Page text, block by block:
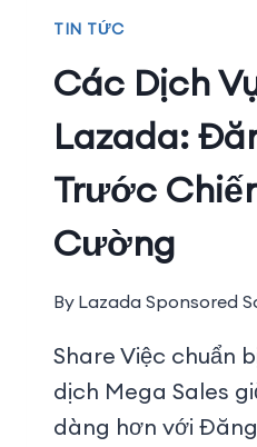
TIN TỨC
Các Dịch
Lazada:
Trước
Cường
By Lazada Sponsored
Share Việc chuẩn
dịch Mega Sales
dàng hơn với